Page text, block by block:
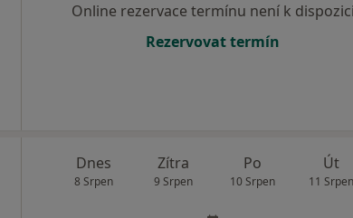
Online rezervace termínu není k dispozici
Rezervovat termín
Dnes
8 Srpen
Zítra
9 Srpen
Po
10 Srpen
Út
11 Srpen